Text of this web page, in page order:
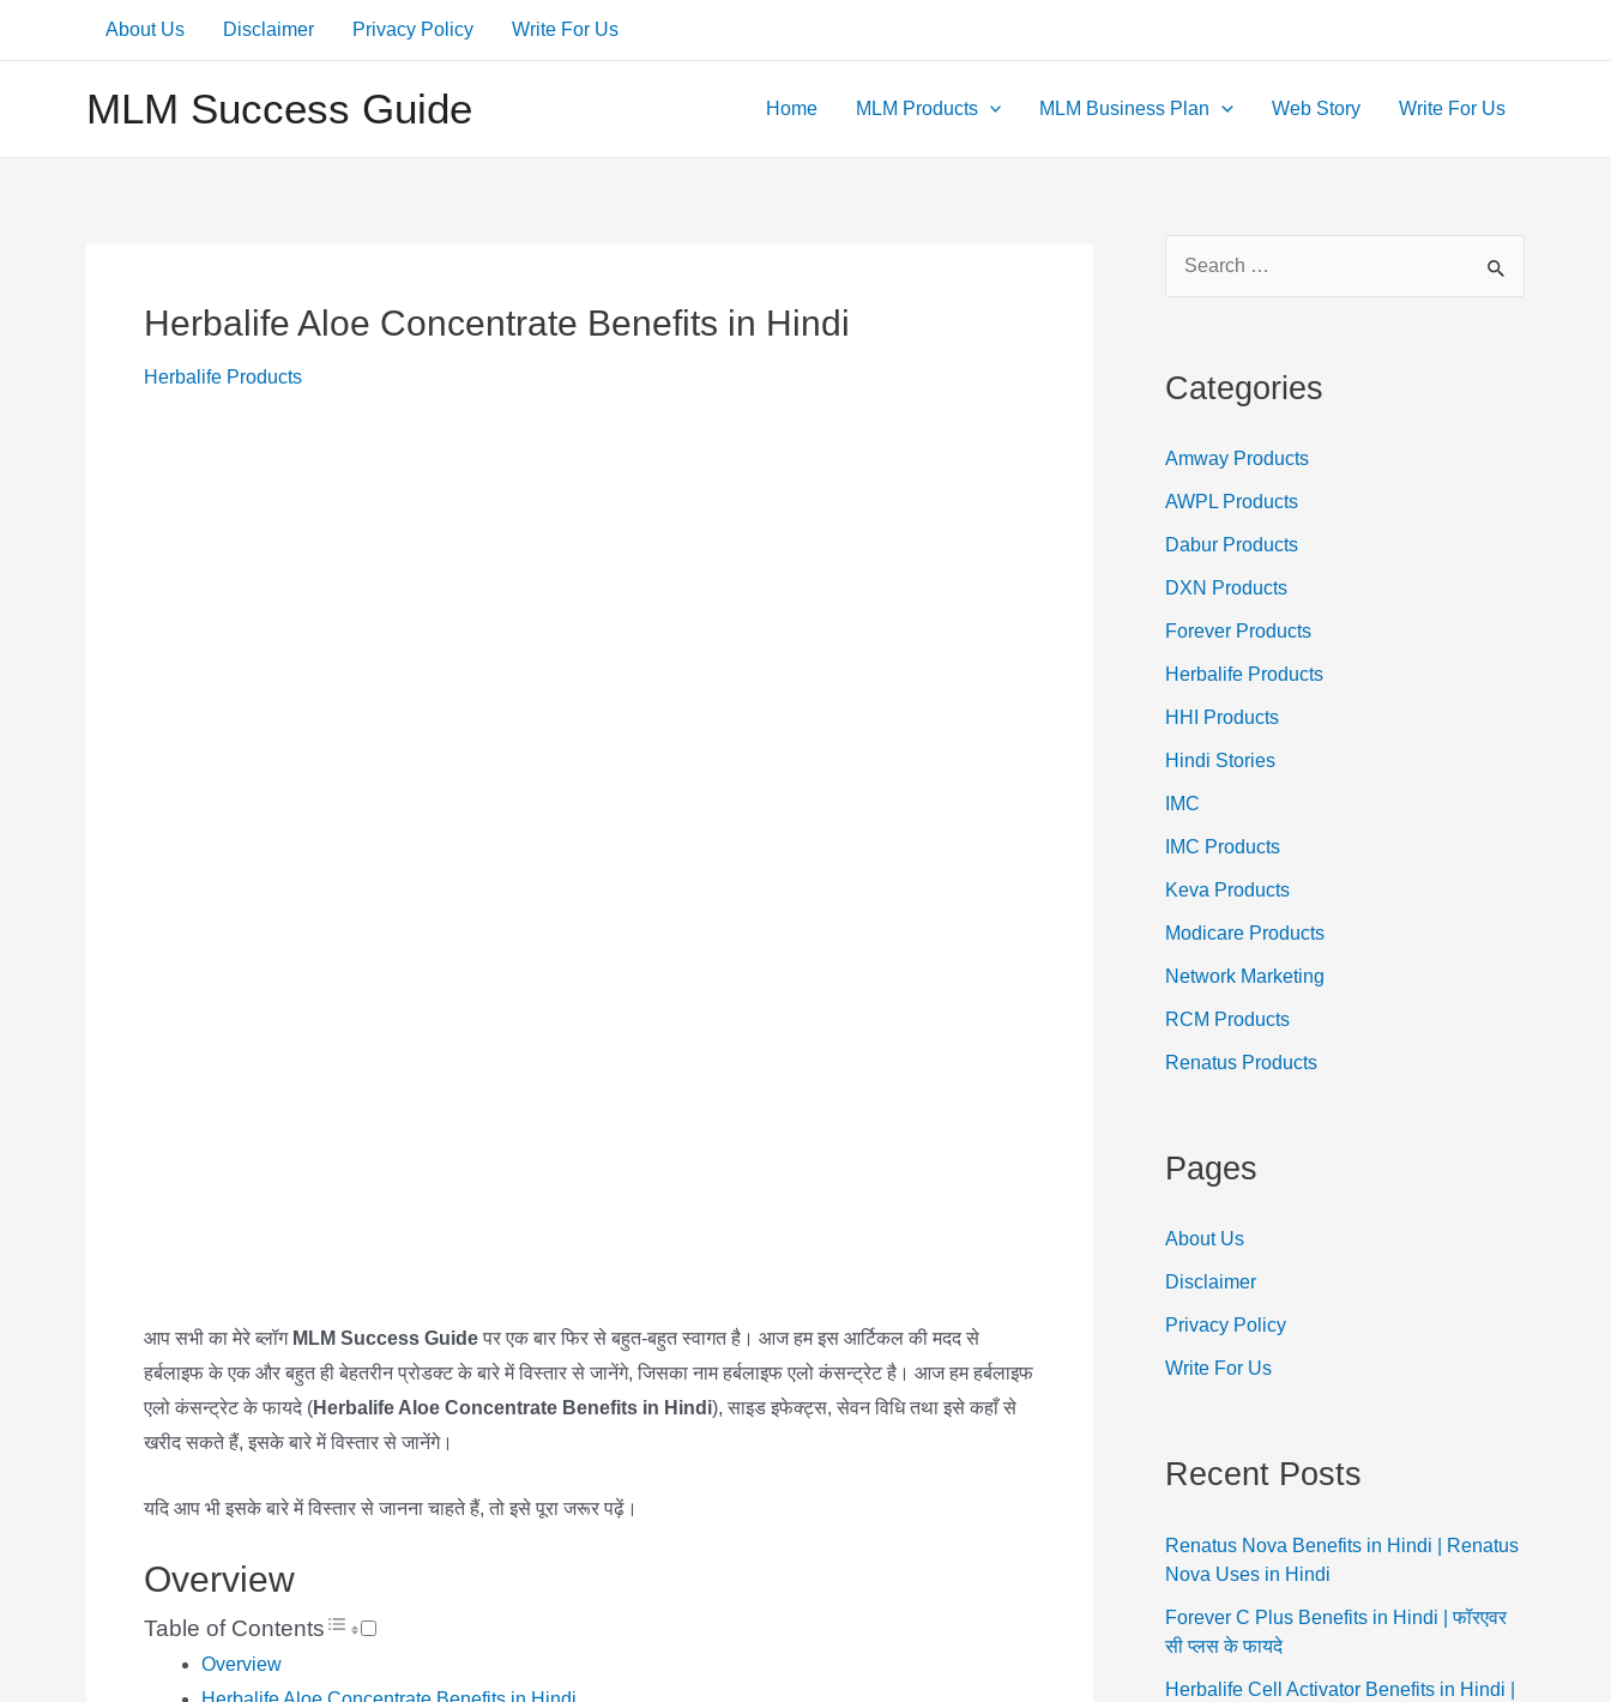
About Us Disclaimer Privacy Policy Write For Us
MLM Success Guide Home MLM Products MLM Business Plan Web Story Write For Us
Herbalife Aloe Concentrate Benefits in Hindi
Herbalife Products
आप सभी का मेरे ब्लॉग MLM Success Guide पर एक बार फिर से बहुत-बहुत स्वागत है। आज हम इस आर्टिकल की मदद से
हर्बलाइफ के एक और बहुत ही बेहतरीन प्रोडक्ट के बारे में विस्तार से जानेंगे, जिसका नाम हर्बलाइफ एलो कंसन्ट्रेट है। आज हम हर्बलाइफ
एलो कंसन्ट्रेट के फायदे (Herbalife Aloe Concentrate Benefits in Hindi), साइड इफेक्ट्स, सेवन विधि तथा इसे कहाँ से
खरीद सकते हैं, इसके बारे में विस्तार से जानेंगे।
यदि आप भी इसके बारे में विस्तार से जानना चाहते हैं, तो इसे पूरा जरूर पढ़ें।
Overview
Table of Contents
Overview
c
:
Categories
Amway Products
AWPL Products
Dabur Products
DXN Products
Forever Products
Herbalife Products
HHI Products
Hindi Stories
IMC
IMC Products
Keva Products
Modicare Products
Network Marketing
RCM Products
Renatus Products
Pages
About Us
Disclaimer
Privacy Policy
Write For Us
Recent Posts
Renatus Nova Benefits in Hindi | Renatus
Nova Uses in Hindi
Forever C Plus Benefits in Hindi | फॉरएवर
सी प्लस के फायदे
Herbalife Cell Activator Benefits in Hindi |